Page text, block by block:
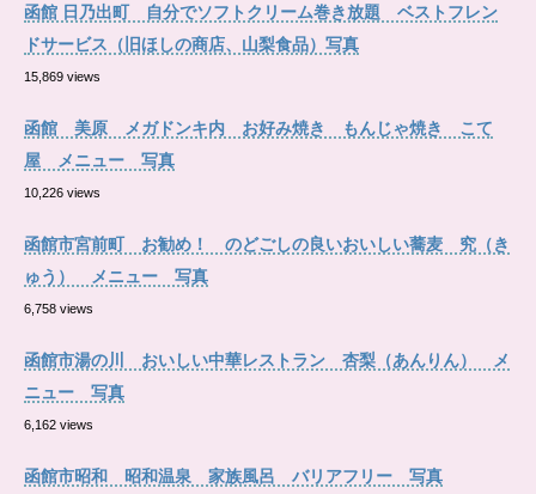
函館 日乃出町 自分でソフトクリーム巻き放題 ベストフレン
ドサービス（旧ほしの商店、山梨食品）写真
15,869 views
函館 美原 メガドンキ内 お好み焼き もんじゃ焼き こて
屋 メニュー 写真
10,226 views
函館市宮前町 お勧め！ のどごしの良いおいしい蕎麦 究（き
ゅう） メニュー 写真
6,758 views
函館市湯の川 おいしい中華レストラン 杏梨（あんりん） メ
ニュー 写真
6,162 views
函館市昭和 昭和温泉 家族風呂 バリアフリー 写真